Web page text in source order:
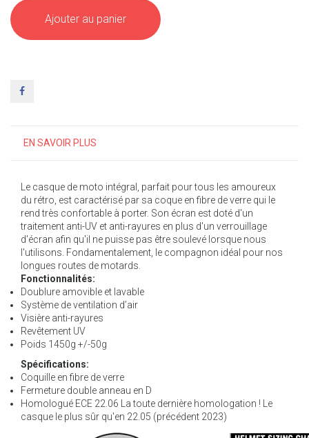
Ajouter au panier
EN SAVOIR PLUS
Le casque de moto intégral, parfait pour tous les amoureux
du rétro, est caractérisé par sa coque en fibre de verre qui le
rend très confortable à porter. Son écran est doté d'un
traitement anti-UV et anti-rayures en plus d'un verrouillage
d'écran afin qu'il ne puisse pas être soulevé lorsque nous
l'utilisons. Fondamentalement, le compagnon idéal pour nos
longues routes de motards.
Fonctionnalités:
Doublure amovible et lavable
Système de ventilation d’air
Visière anti-rayures
Revêtement UV
Poids 1450g +/-50g
Spécifications:
Coquille en fibre de verre
Fermeture double anneau en D
Homologué ECE 22.06 La toute dernière homologation ! Le
casque le plus sûr qu'en 22.05 (précédent 2023)